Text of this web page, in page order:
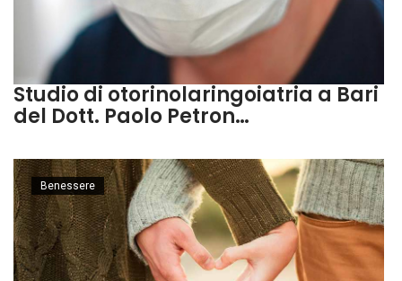
Studio di otorinolaringoiatria a Bari
del Dott. Paolo Petron…
Benessere